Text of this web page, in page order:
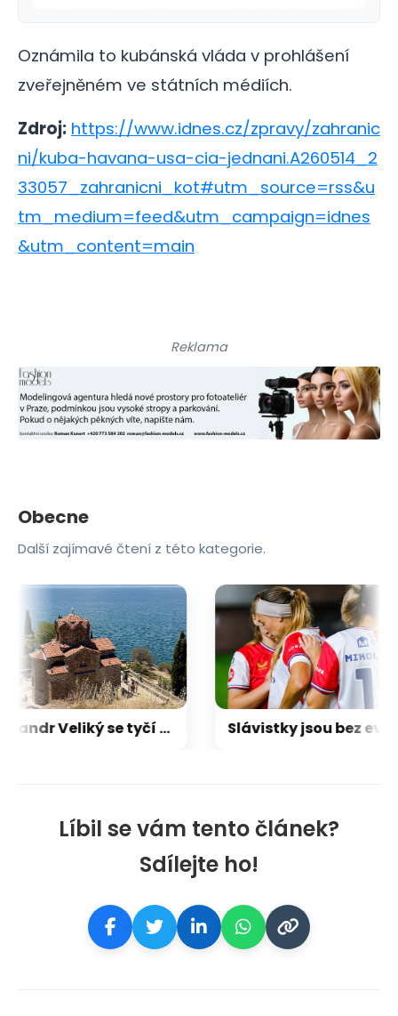
Oznámila to kubánská vláda v prohlášení
zveřejněném ve státních médiích.
Zdroj: https://www.idnes.cz/zpravy/zahranic
ni/kuba-havana-usa-cia-jednani.A260514_2
33057_zahranicni_kot#utm_source=rss&u
tm_medium=feed&utm_campaign=idnes
&utm_content=main
Líbil se vám tento článek?
Sdílejte ho!
Reklama
Obecne
Další zajímavé čtení z této kategorie.
Alexandr Veliký se tyčí nad ruinami. Severní Makedonie je zemí bizarních kontrastů